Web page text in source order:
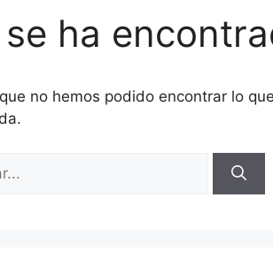
ha
no hemos podido encontrar lo